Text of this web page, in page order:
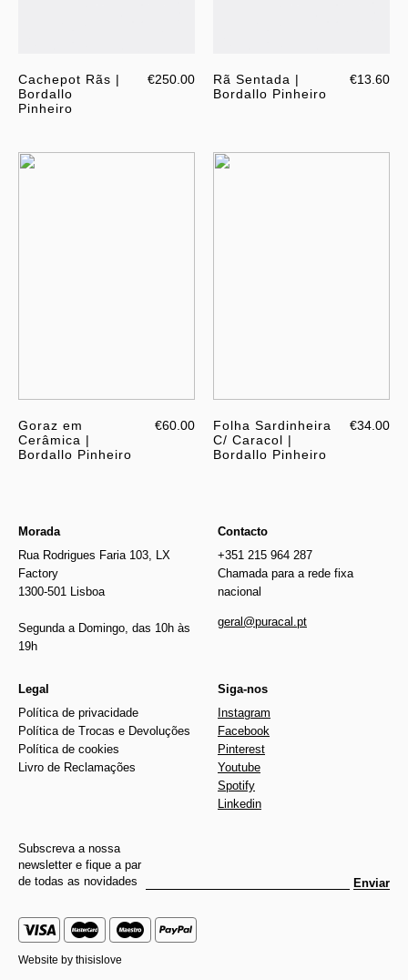
Cachepot Rãs |
Bordallo
Pinheiro
€250.00
Rã Sentada |
Bordallo Pinheiro
€13.60
Goraz em
Cerâmica |
Bordallo Pinheiro
€60.00
Folha Sardinheira
C/ Caracol |
Bordallo Pinheiro
€34.00
Morada
Rua Rodrigues Faria 103, LX
Factory
1300-501 Lisboa
Segunda a Domingo, das 10h às
19h
Contacto
+351 215 964 287
Chamada para a rede fixa
nacional
geral@puracal.pt
Legal
Política de privacidade
Política de Trocas e Devoluções
Política de cookies
Livro de Reclamações
Siga-nos
Instagram
Facebook
Pinterest
Youtube
Spotify
Linkedin
Subscreva a nossa
newsletter e fique a par
de todas as novidades
Enviar
Website by thisislove